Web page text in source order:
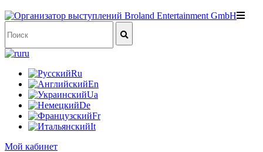
ru
Ru
En
Ua
De
Fr
It
Мой кабинет